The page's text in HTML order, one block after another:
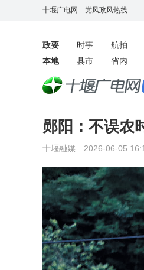
十堰广电网 党风政风热线
政要 时事 航拍
本地
县市 省内
数字报
郧阳：不误农
十堰融媒 2026-06-05